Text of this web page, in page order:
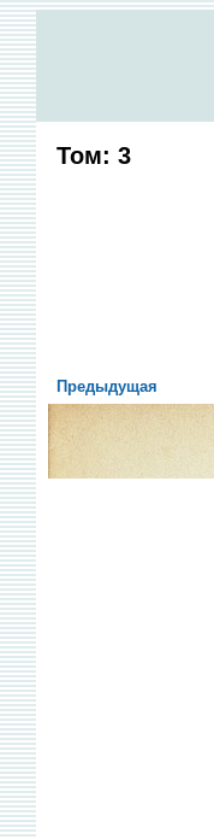
Том: 3
Предыдущая